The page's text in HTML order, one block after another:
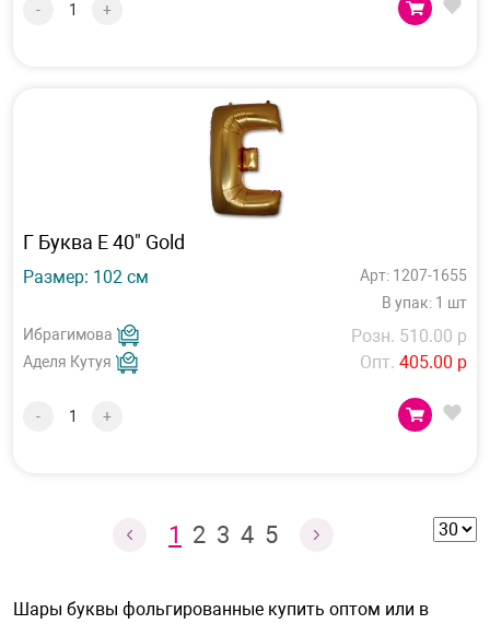
- +
Г Буква Е 40" Gold
Размер: 102 см
Арт: 1207-1655
В упак: 1 шт
Ибрагимова
Аделя Кутуя
Розн. 510.00 р
Опт. 405.00 р
- +
1 2 3 4 5
Шары буквы фольгированные купить оптом или в